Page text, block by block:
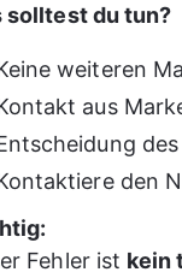
solltest du tun?
weiteren
aus
den
Fehler ist kein